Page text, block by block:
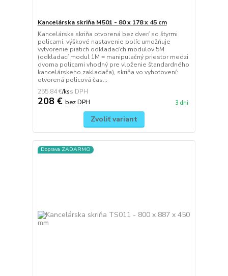
Kancelárska skriňa M501 - 80 x 178 x 45 cm
Kancelárska skriňa otvorená bez dverí so štyrmi
policami, výškové nastavenie políc umožňuje
vytvorenie piatich odkladacích modulov 5M
(odkladací modul 1M = manipulačný priestor medzi
dvoma policami vhodný pre vloženie štandardného
kancelárskeho zakladača), skriňa vo vyhotovení:
otvorená policová čas...
255,84 €/ks
208 € bez DPH 3 dni
Zvoliť variant
Doprava ZADARMO